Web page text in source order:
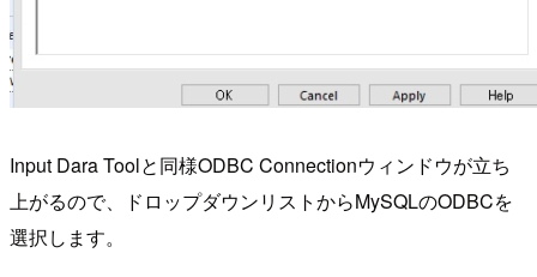
Input Dara Toolと同様ODBC Connectionウィンドウが立ち
上がるので、ドロップダウンリストからMySQLのODBCを
選択します。